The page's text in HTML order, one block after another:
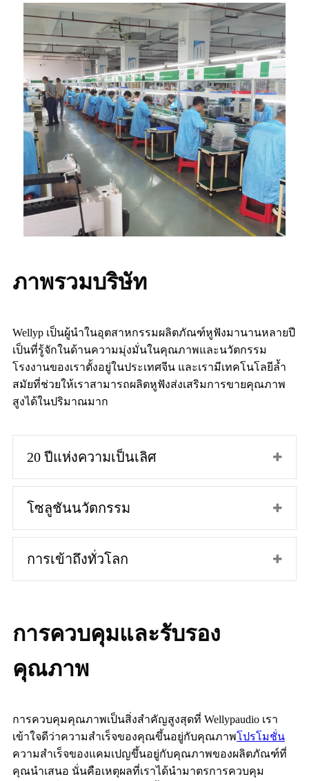
ภาพรวมบริษัท
Wellyp เป็นผู้นำในอุตสาหกรรมผลิตภัณฑ์หูฟังมานานหลายปี
เป็นที่รู้จักในด้านความมุ่งมั่นในคุณภาพและนวัตกรรม
โรงงานของเราตั้งอยู่ในประเทศจีน และเรามีเทคโนโลยีล้ำ
สมัยที่ช่วยให้เราสามารถผลิตหูฟังส่งเสริมการขายคุณภาพ
สูงได้ในปริมาณมาก
20 ปีแห่งความเป็นเลิศ
โซลูชันนวัตกรรม
การเข้าถึงทั่วโลก
การควบคุมและรับรอง
คุณภาพ
การควบคุมคุณภาพเป็นสิ่งสำคัญสูงสุดที่ Wellypaudio เรา
เข้าใจดีว่าความสำเร็จของคุณขึ้นอยู่กับคุณภาพโปรโมชั่น
ความสำเร็จของแคมเปญขึ้นอยู่กับคุณภาพของผลิตภัณฑ์ที่
คุณนำเสนอ นั่นคือเหตุผลที่เราได้นำมาตรการควบคุม